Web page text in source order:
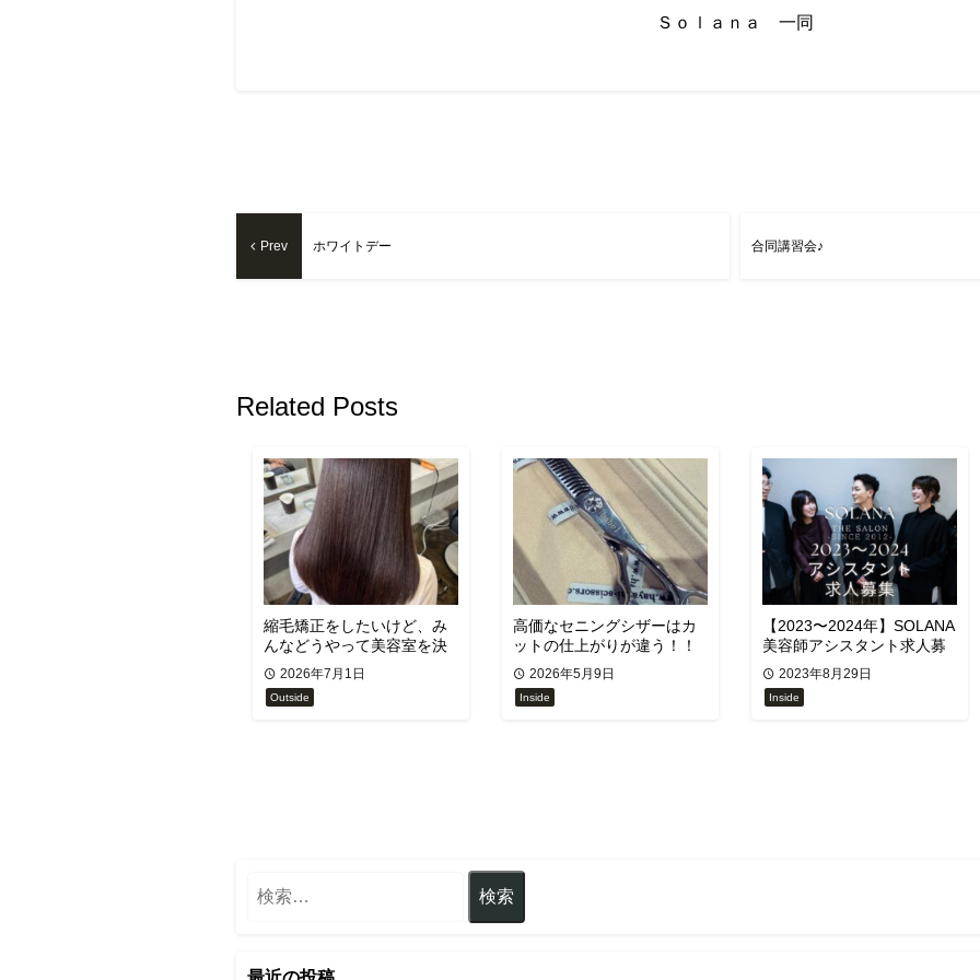
Ｓｏｌａｎａ 一同
Prev ホワイトデー 合同講習会♪
Related Posts
縮毛矯正をしたいけど、み
んなどうやって美容室を決
めてるの？
2026年7月1日
Outside
高価なセニングシザーはカ
ットの仕上がりが違う！！
2026年5月9日
Inside
【2023〜2024年】SOLANA
美容師アシスタント求人募
集中2023年8月29日
Inside